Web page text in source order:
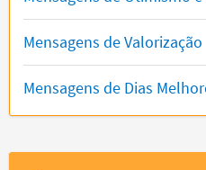
Mensagens de Valorização
Mensagens de Dias